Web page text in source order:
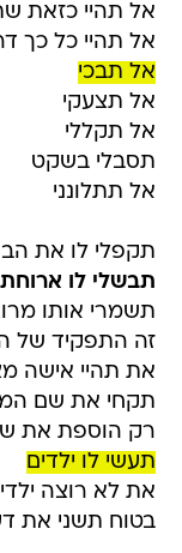
אל תהיי כזאת
אל תהיי כל כך
אל תבכי
אל תצעקי
אל תקללי
תסבלי בשקט
אל תתלונני
תקפלי לו את
תבשלי לו
תשמרי אותו
זה התפקיד של
את תהיי אישה
תקחי את שם
רק הוספת את
תעשי לו ילדים
את לא רוצה
בטוח תשני את